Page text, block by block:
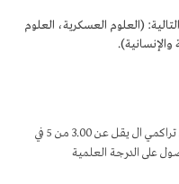
(العلوم العسكرية، العلوم
والإنسانية).
اجتيـاز السـاعات المقررة في البرنامج بنجـاح بمعـدل تراكمـي ال يقـل عـن 3.00 مـن 5 في
على الدرجـة العلميـة​​